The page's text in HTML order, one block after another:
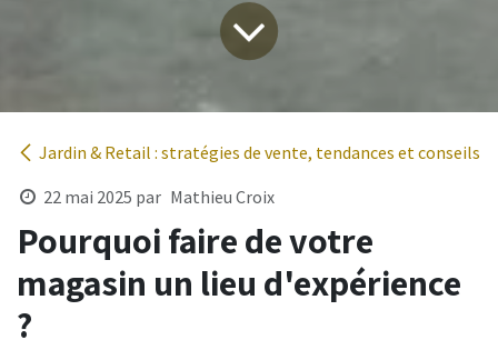
Jardin & Retail : stratégies de vente, tendances et conseils
22 mai 2025 par Mathieu Croix
Pourquoi faire de votre
magasin un lieu d'expérience
?